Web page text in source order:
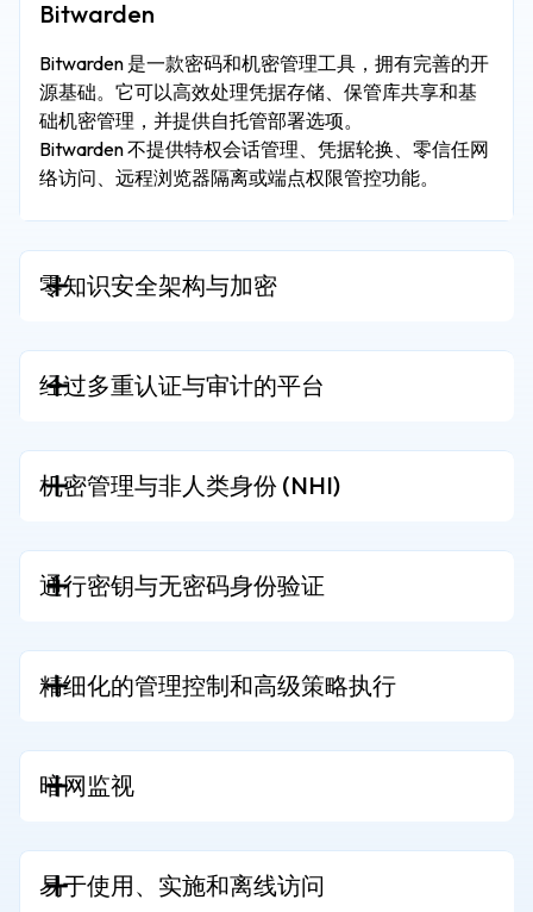
Bitwarden 是一款密码和机密管理工具，拥有完善的开
源基础。它可以高效处理凭据存储、保管库共享和基
础机密管理，并提供自托管部署选项。
Bitwarden 不提供特权会话管理、凭据轮换、零信任网
络访问、远程浏览器隔离或端点权限管控功能。
零知识安全架构与加密
经过多重认证与审计的平台
机密管理与非人类身份 (NHI)
通行密钥与无密码身份验证
精细化的管理控制和高级策略执行
暗网监视
易于使用、实施和离线访问